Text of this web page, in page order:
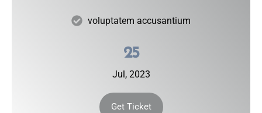
25
Jul, 2023
Get Ticket
voluptatem accusantium